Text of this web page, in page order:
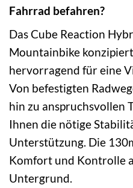
Fahrrad befahren?
Das Cube Reaction
Mountainbike
hervorragend für eine
Von befestigten
hin zu anspruchsvollen
Ihnen die nötige
Unterstützung. Die
Komfort und Kontrolle
Untergrund.